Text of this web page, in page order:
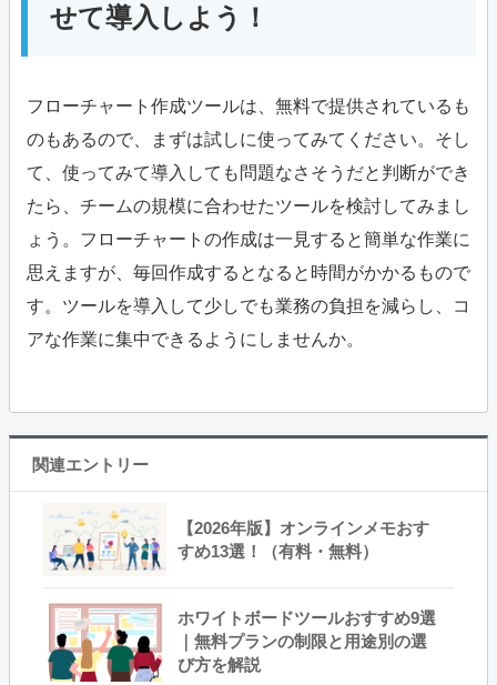
せて導入しよう！
フローチャート作成ツールは、無料で提供されているも
のもあるので、まずは試しに使ってみてください。そし
て、使ってみて導入しても問題なさそうだと判断ができ
たら、チームの規模に合わせたツールを検討してみまし
ょう。フローチャートの作成は一見すると簡単な作業に
思えますが、毎回作成するとなると時間がかかるもので
す。ツールを導入して少しでも業務の負担を減らし、コ
アな作業に集中できるようにしませんか。
関連エントリー
【2026年版】オンラインメモおす
すめ13選！（有料・無料）
ホワイトボードツールおすすめ9選
｜無料プランの制限と用途別の選
び方を解説